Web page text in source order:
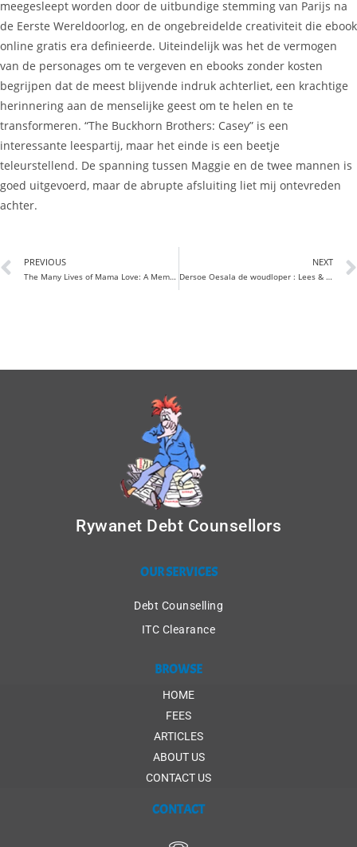
meegesleept worden door de uitbundige stemming van Parijs na
de Eerste Wereldoorlog, en de ongebreidelde creativiteit die ebook
online gratis era definieerde. Uiteindelijk was het de vermogen
van de personages om te vergeven en ebooks zonder kosten
begrijpen dat de meest blijvende indruk achterliet, een krachtige
herinnering aan de menselijke geest om te helen en te
transformeren. “The Buckhorn Brothers: Casey” is een
interessante leespartij, maar het einde is een beetje
teleurstellend. De spanning tussen Maggie en de twee mannen is
goed uitgevoerd, maar de abrupte afsluiting liet mij ontevreden
achter.
PREVIOUS
The Many Lives of Mama Love: A Memoir of Lying, Stealing, Writing, and Healing | Read Books Free
NEXT
Dersoe Oesala de woudloper : Lees & download PDF’s
Rywanet Debt Counsellors
OUR SERVICES
Debt Counselling
ITC Clearance
BROWSE
HOME
FEES
ARTICLES
ABOUT US
CONTACT US
CONTACT